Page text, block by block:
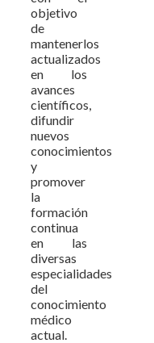
objetivo
de
mantenerlos
actualizados
en los
avances
científicos,
difundir
nuevos
conocimientos
y
promover
la
formación
continua
en las
diversas
especialidades
del
conocimiento
médico
actual.